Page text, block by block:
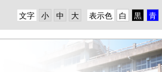
表示色
文字